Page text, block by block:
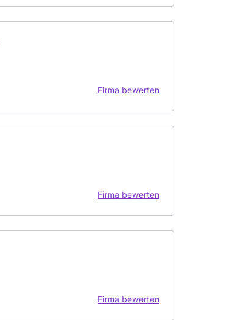
Firma bewerten
Firma bewerten
Firma bewerten